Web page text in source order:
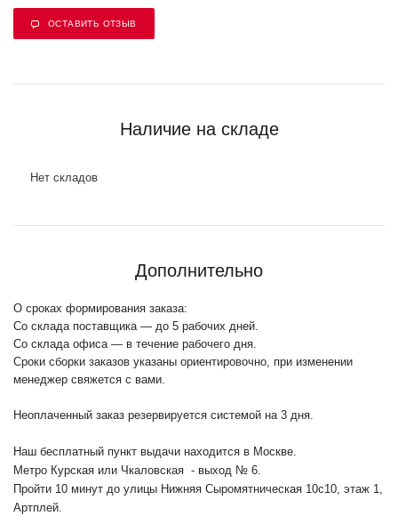
ОСТАВИТЬ ОТЗЫВ
Наличие на складе
Нет складов
Дополнительно
О сроках формирования заказа:
Со склада поставщика — до 5 рабочих дней.
Со склада офиса — в течение рабочего дня.
Сроки сборки заказов указаны ориентировочно, при изменении
менеджер свяжется с вами.
Неоплаченный заказ резервируется системой на 3 дня.
Наш бесплатный пункт выдачи находится в Москве.
Метро Курская или Чкаловская - выход № 6.
Пройти 10 минут до улицы Нижняя Сыромятническая 10с10, этаж 1,
Артплей.